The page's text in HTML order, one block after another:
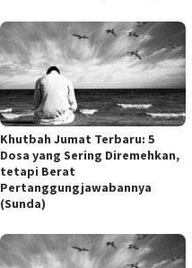
Khutbah Jumat Terbaru: 5
Dosa yang Sering Diremehkan,
tetapi Berat
Pertanggungjawabannya
(Sunda)